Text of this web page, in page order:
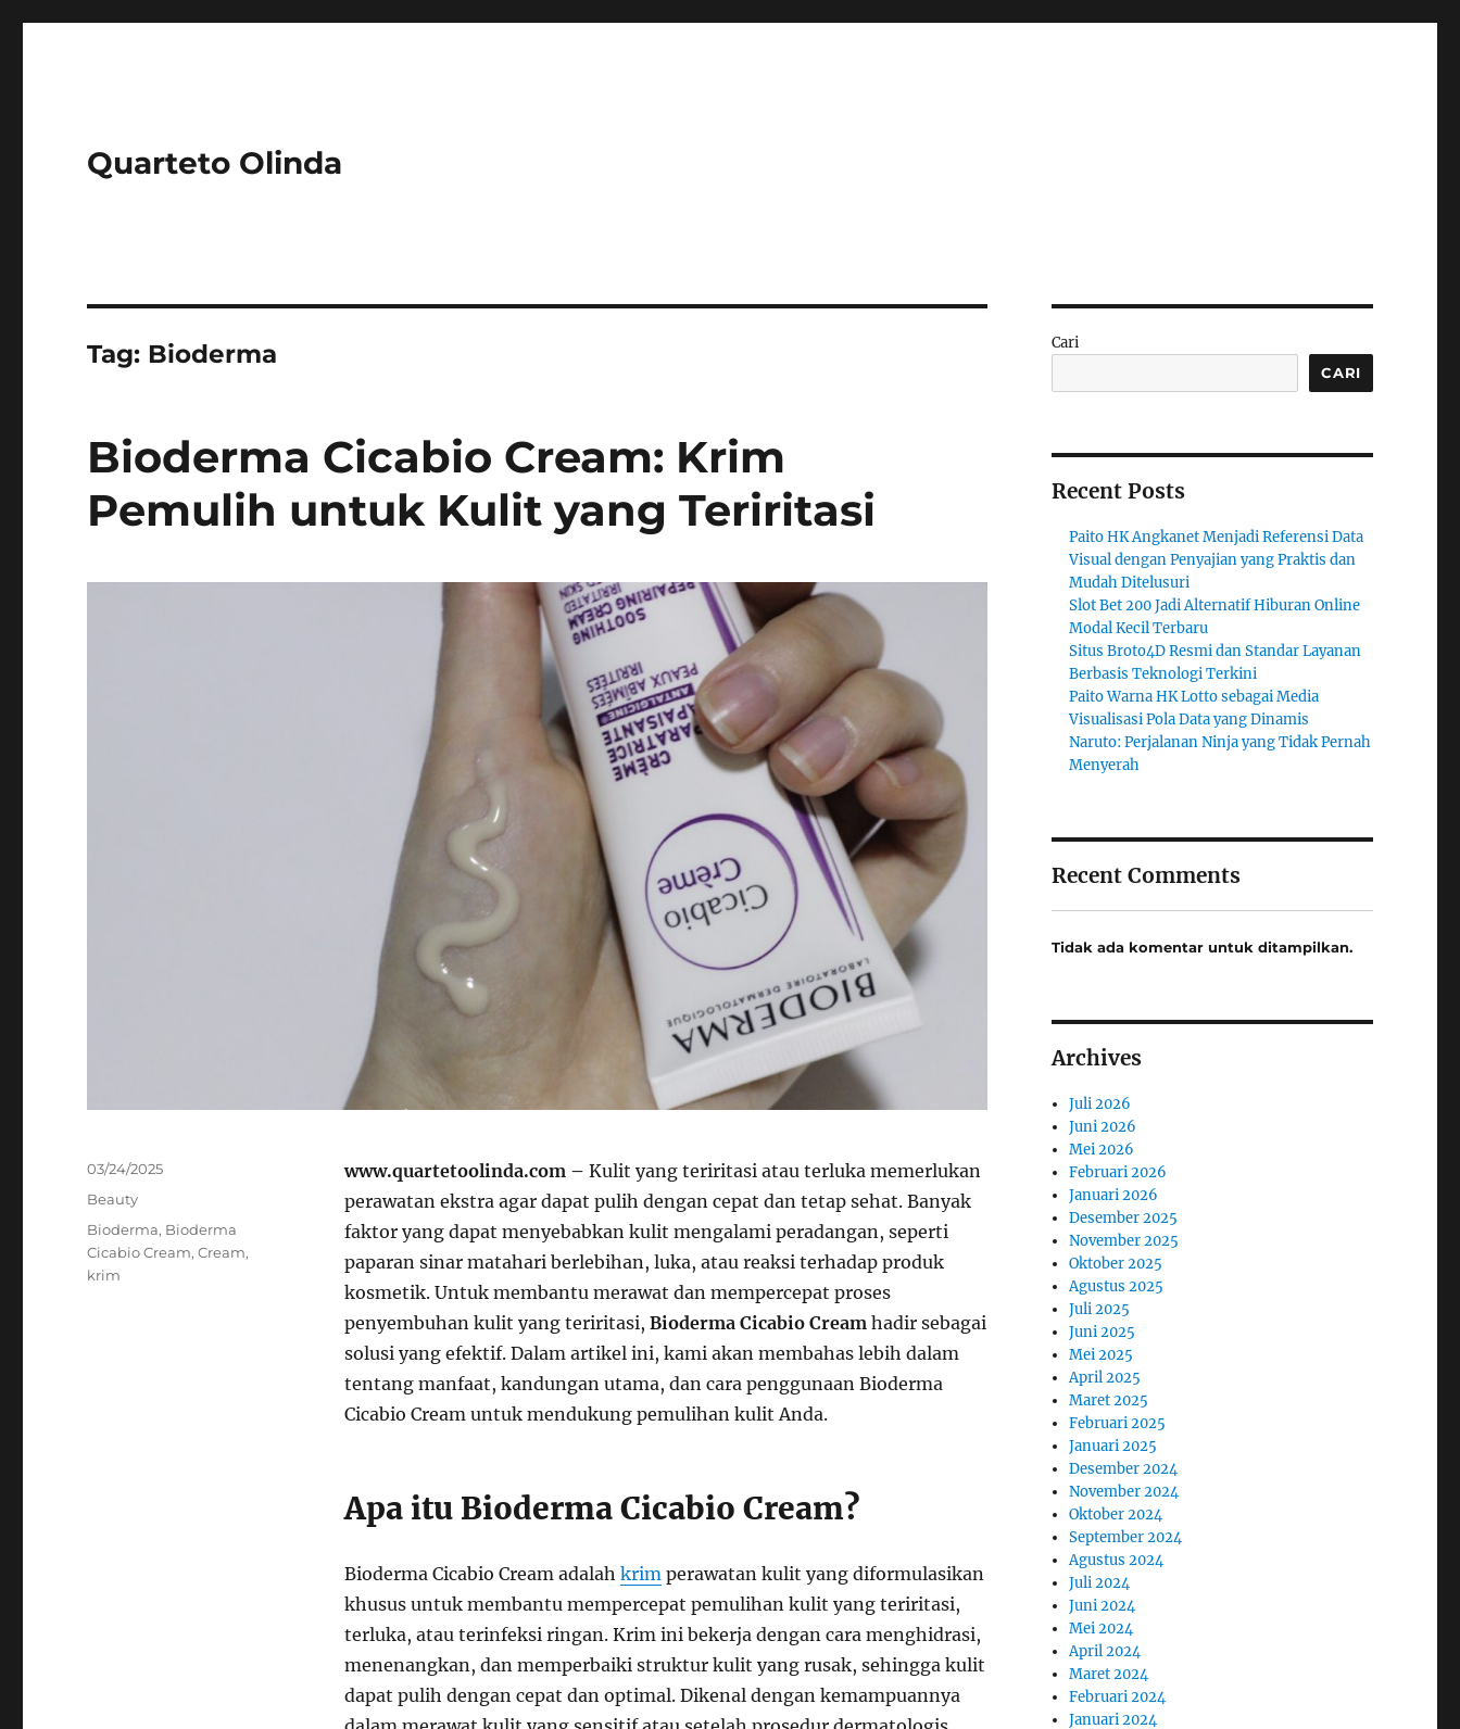
Quarteto Olinda
Tag: Bioderma
Bioderma Cicabio Cream: Krim
Pemulih untuk Kulit yang Teriritasi
www.quartetoolinda.com – Kulit yang teriritasi atau terluka memerlukan
perawatan ekstra agar dapat pulih dengan cepat dan tetap sehat. Banyak
faktor yang dapat menyebabkan kulit mengalami peradangan, seperti
paparan sinar matahari berlebihan, luka, atau reaksi terhadap produk
kosmetik. Untuk membantu merawat dan mempercepat proses
penyembuhan kulit yang teriritasi, Bioderma Cicabio Creamhadir sebagai
solusi yang efektif. Dalam artikel ini, kami akan membahas lebih dalam
tentang manfaat, kandungan utama, dan cara penggunaan Bioderma
Cicabio Cream untuk mendukung pemulihan kulit Anda.
Apa itu Bioderma Cicabio Cream?
Bioderma Cicabio Cream adalah krimperawatan kulit yang diformulasikan
khusus untuk membantu mempercepat pemulihan kulit yang teriritasi,
terluka, atau terinfeksi ringan. Krim ini bekerja dengan cara menghidrasi,
menenangkan, dan memperbaiki struktur kulit yang rusak, sehingga kulit
dapat pulih dengan cepat dan optimal. Dikenal dengan kemampuannya
Posted
on
03/24/2025
Categories
Beauty
Tags
Bioderma, Bioderma
Cicabio Cream,Cream,
krim
Cari
CARI
Recent Posts
Paito HK Angkanet Menjadi Referensi Data
Visual dengan Penyajian yang Praktis dan
Mudah Ditelusuri
Slot Bet 200 Jadi Alternatif Hiburan Online
Modal Kecil Terbaru
Situs Broto4D Resmi dan Standar Layanan
Berbasis Teknologi Terkini
Paito Warna HK Lotto sebagai Media
Visualisasi Pola Data yang Dinamis
Naruto: Perjalanan Ninja yang Tidak Pernah
Menyerah
Recent Comments
Tidak ada komentar untuk ditampilkan.
Archives
Juli 2026
Juni 2026
Mei 2026
Februari 2026
Januari 2026
Desember 2025
November 2025
Oktober 2025
Agustus 2025
Juli 2025
Juni 2025
Mei 2025
April 2025
Maret 2025
Februari 2025
Januari 2025
Desember 2024
November 2024
Oktober 2024
September 2024
Agustus 2024
Juli 2024
Juni 2024
Mei 2024
April 2024
Maret 2024
Februari 2024
Januari 2024